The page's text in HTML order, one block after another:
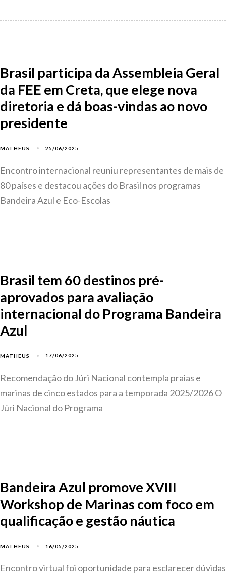
Brasil participa da Assembleia Geral
da FEE em Creta, que elege nova
diretoria e dá boas-vindas ao novo
presidente
MATHEUS 25/06/2025
Encontro internacional reuniu representantes de mais de
80 países e destacou ações do Brasil nos programas
Bandeira Azul e Eco-Escolas
Brasil tem 60 destinos pré-
aprovados para avaliação
internacional do Programa Bandeira
Azul
MATHEUS 17/06/2025
Recomendação do Júri Nacional contempla praias e
marinas de cinco estados para a temporada 2025/2026 O
Júri Nacional do Programa
Bandeira Azul promove XVIII
Workshop de Marinas com foco em
qualificação e gestão náutica
MATHEUS 16/05/2025
Encontro virtual foi oportunidade para esclarecer dúvidas